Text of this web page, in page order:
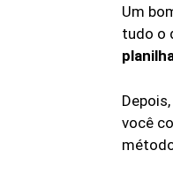
Um
tudo o
você